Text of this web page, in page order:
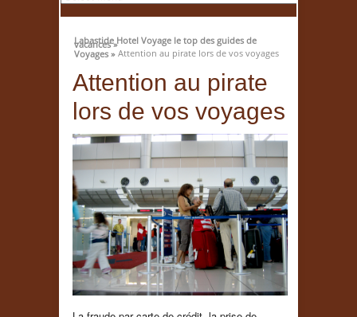
Labastide Hotel Voyage le top des guides de
vacances »
Voyages » Attention au pirate lors de vos voyages
Attention au pirate
lors de vos voyages